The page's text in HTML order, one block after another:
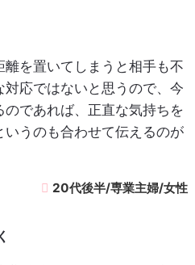
を置いてしまうと相手も不
応ではないと思うので、今
であれば、正直な気持ちを
うのも合わせて伝えるのが
20代後半/専業主婦/女性